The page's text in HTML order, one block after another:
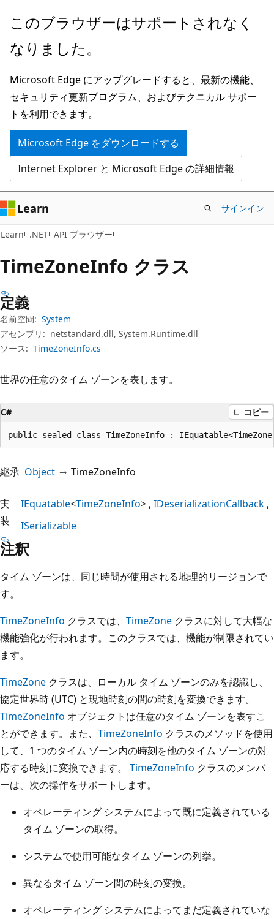
メ
ン
ン
テ
ン
ツ
に
ス
キ
ッ
プ
ペ
ジ
ナ
ビ
ゲ
ー
シ
ョ
ン
に
ス
キ
ッ
プ
このブラウザーはサポートされなく
なりました。
Microsoft Edge にアップグレードすると、最新の機能、
セキュリティ更新プログラム、およびテクニカル サポー
トを利用できます。
Microsoft Edge をダウンロードする
Internet Explorer と Microsoft Edge の詳細情報
Learn サインイン
Learn .NET API ブラウザー
TimeZoneInfo クラス
定義
名前空間: System
アセンブリ: netstandard.dll, System.Runtime.dll
ソース: TimeZoneInfo.cs
世界の任意のタイム ゾーンを表します。
C# コピー
public sealed class TimeZoneInfo :
継承 Object TimeZoneInfo
実
装
IEquatable<TimeZoneInfo> IDeserializationCallback
ISerializable
注釈
タイム ゾーンは、同じ時間が使用される地理的リージョンで
す。
TimeZoneInfo クラスでは、 TimeZone クラスに対して大幅な
機能強化が行われます。このクラスでは、機能が制限されてい
ます。
TimeZone クラスは、ローカル タイム ゾーンのみを認識し、
協定世界時 (UTC) と現地時刻の間の時刻を変換できます。
TimeZoneInfo オブジェクトは任意のタイム ゾーンを表すこ
とができます。また、 TimeZoneInfo クラスのメソッドを使用
して、1 つのタイム ゾーン内の時刻を他のタイム ゾーンの対
応する時刻に変換できます。 TimeZoneInfo クラスのメンバ
ーは、次の操作をサポートします。
オペレーティング システムによって既に定義されている
タイム ゾーンの取得。
システムで使用可能なタイム ゾーンの列挙。
異なるタイム ゾーン間の時刻の変換。
オペレーティング システムによってまだ定義されていな